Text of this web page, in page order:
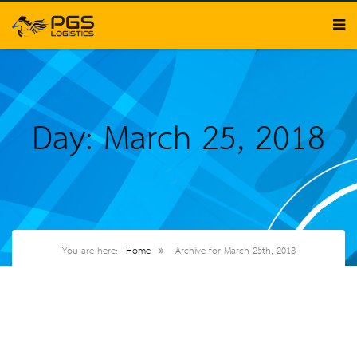
Day: March 25, 2018
You are here: Home Archive for March 25th, 2018